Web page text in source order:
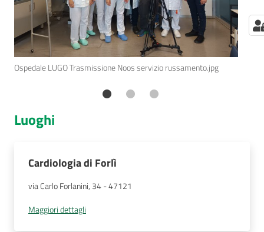
Ospedale LUGO Trasmissione Noos servizio russamento.jpg
Luoghi
Cardiologia di Forlì
via Carlo Forlanini, 34 - 47121
Maggiori dettagli